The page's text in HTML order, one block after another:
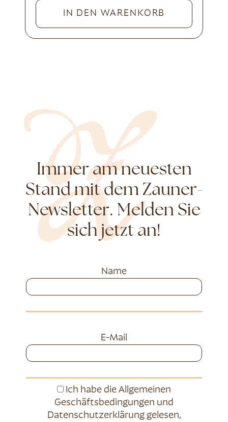
IN DEN WARENKORB
Immer am neuesten
Stand mit dem Zauner-
Newsletter. Melden Sie
sich jetzt an!
Name
E-Mail
Ich habe die Allgemeinen
Geschäftsbedingungen und
Datenschutzerklärunggelesen,